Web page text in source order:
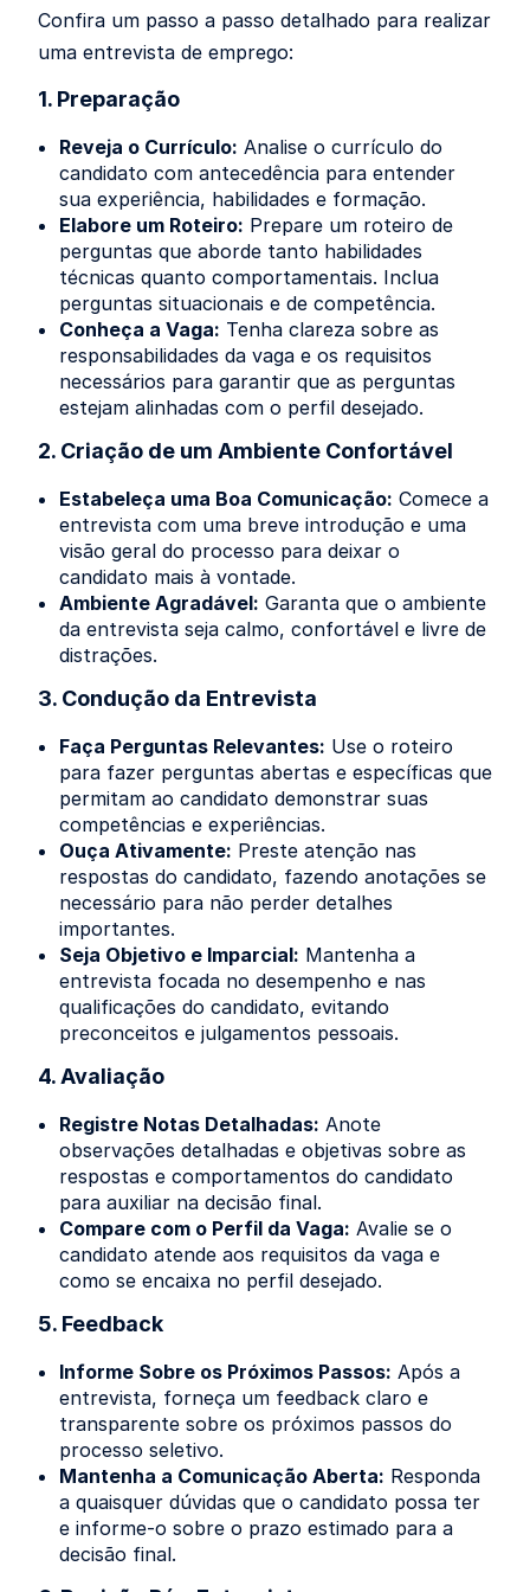
Confira um passo a passo detalhado para realizar
uma entrevista de emprego:
1. Preparação
Reveja o Currículo: Analise o currículo do
candidato com antecedência para entender
sua experiência, habilidades e formação.
Elabore um Roteiro: Prepare um roteiro de
perguntas que aborde tanto habilidades
técnicas quanto comportamentais. Inclua
perguntas situacionais e de competência.
Conheça a Vaga: Tenha clareza sobre as
responsabilidades da vaga e os requisitos
necessários para garantir que as perguntas
estejam alinhadas com o perfil desejado.
2. Criação de um Ambiente Confortável
Estabeleça uma Boa Comunicação: Comece a
entrevista com uma breve introdução e uma
visão geral do processo para deixar o
candidato mais à vontade.
Ambiente Agradável: Garanta que o ambiente
da entrevista seja calmo, confortável e livre de
distrações.
3. Condução da Entrevista
Faça Perguntas Relevantes: Use o roteiro
para fazer perguntas abertas e específicas que
permitam ao candidato demonstrar suas
competências e experiências.
Ouça Ativamente: Preste atenção nas
respostas do candidato, fazendo anotações se
necessário para não perder detalhes
importantes.
Seja Objetivo e Imparcial: Mantenha a
entrevista focada no desempenho e nas
qualificações do candidato, evitando
preconceitos e julgamentos pessoais.
4. Avaliação
Registre Notas Detalhadas: Anote
observações detalhadas e objetivas sobre as
respostas e comportamentos do candidato
para auxiliar na decisão final.
Compare com o Perfil da Vaga: Avalie se o
candidato atende aos requisitos da vaga e
como se encaixa no perfil desejado.
5. Feedback
Informe Sobre os Próximos Passos: Após a
entrevista, forneça um feedback claro e
transparente sobre os próximos passos do
processo seletivo.
Mantenha a Comunicação Aberta: Responda
a quaisquer dúvidas que o candidato possa ter
e informe-o sobre o prazo estimado para a
decisão final.